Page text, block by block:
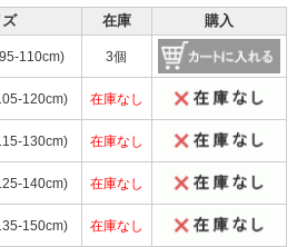
在庫 購入
110cm) 3個
120cm) 在庫なし
130cm) 在庫なし
140cm) 在庫なし
150cm) 在庫なし